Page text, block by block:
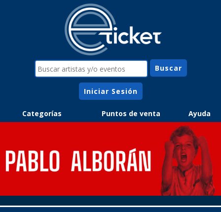
Iniciar Sesión
Categorías Puntos de venta Ayuda